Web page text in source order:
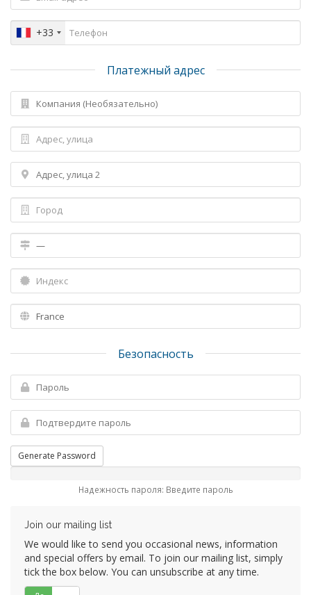
+33
Платежный адрес
Безопасность
Generate Password
Надежность пароля: Введите пароль
Join our mailing list
We would like to send you occasional news, information
and special offers by email. To join our mailing list, simply
tick the box below. You can unsubscribe at any time.